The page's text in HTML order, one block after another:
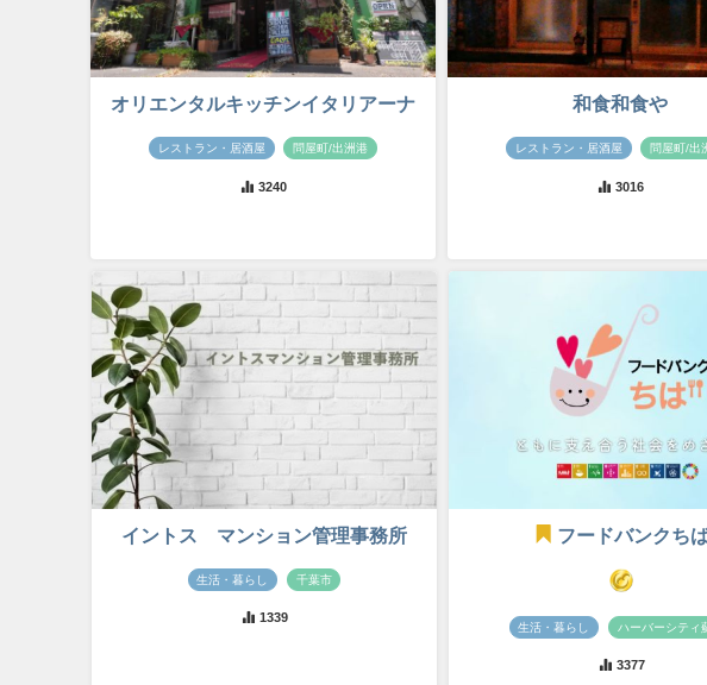
オリエンタルキッチンイタリアーナ
レストラン・居酒屋 問屋町/出洲港
3240
和食和食や
レストラン・居酒屋 問屋町/出
3016
イントス マンション管理事務所
生活・暮らし 千葉市
1339
フードバンクち
生活・暮らし ハーバーシティ
3377